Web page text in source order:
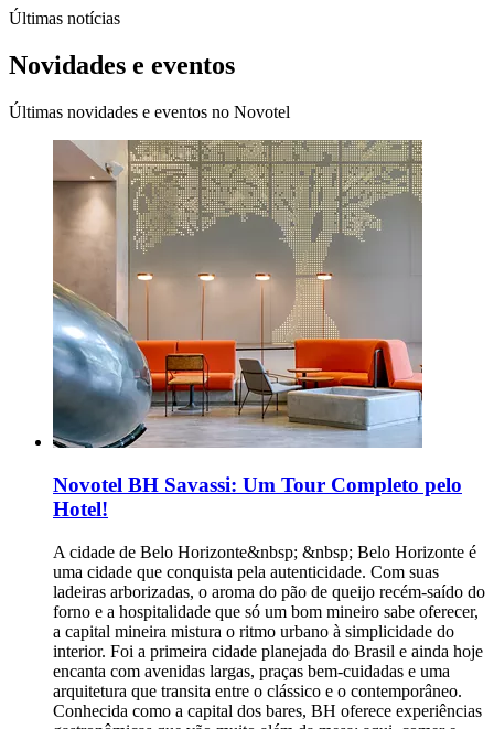
Últimas notícias
Novidades e eventos
Últimas novidades e eventos no Novotel
Novotel BH Savassi: Um Tour Completo pelo
Hotel!
A cidade de Belo Horizonte&nbsp; &nbsp; Belo Horizonte é
uma cidade que conquista pela autenticidade. Com suas
ladeiras arborizadas, o aroma do pão de queijo recém-saído do
forno e a hospitalidade que só um bom mineiro sabe oferecer,
a capital mineira mistura o ritmo urbano à simplicidade do
interior. Foi a primeira cidade planejada do Brasil e ainda hoje
encanta com avenidas largas, praças bem-cuidadas e uma
arquitetura que transita entre o clássico e o contemporâneo.
Conhecida como a capital dos bares, BH oferece experiências